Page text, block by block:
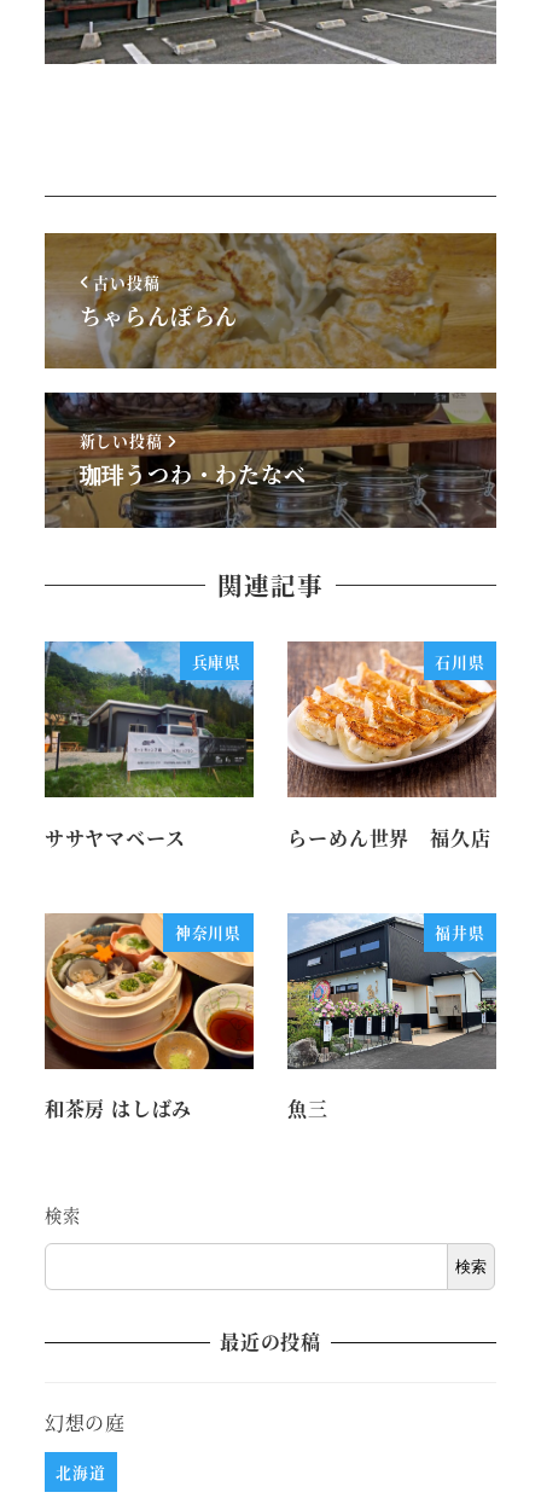
古い投稿
ちゃらんぽらん
新しい投稿
珈琲うつわ・わたなべ
関連記事
兵庫県
ササヤマベース
石川県
らーめん世界 福久店
神奈川県
和茶房 はしばみ
福井県
魚三
検索
検索
最近の投稿
幻想の庭
北海道